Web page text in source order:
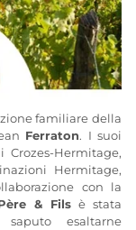
familiare della
Ferraton. I suoi
Hermitage,
Hermitage,
con la
& Fils è stata
esaltarne